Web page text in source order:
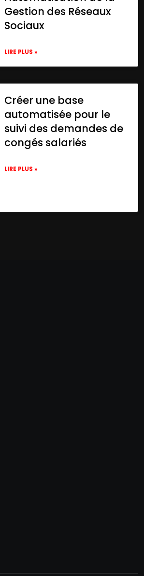
Gestion des Réseaux
Sociaux
LIRE PLUS »
Créer une base
automatisée pour le
suivi des demandes de
congés salariés
LIRE PLUS »